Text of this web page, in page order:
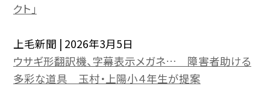
クト」
上毛新聞 | 2026年3月5日
ウサギ形翻訳機、字幕表示メガネ… 障害者助ける
多彩な道具 玉村・上陽小４年生が提案